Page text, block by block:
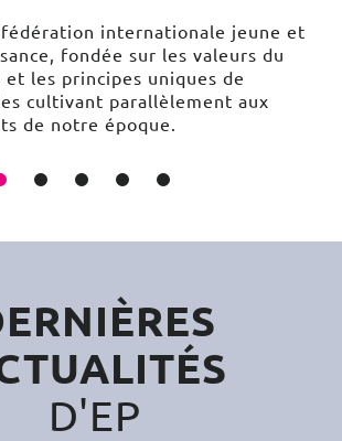
internationale jeune et
fondée sur les valeurs du
les principes uniques de
cultivant parallèlement aux
de notre époque.
D'EP